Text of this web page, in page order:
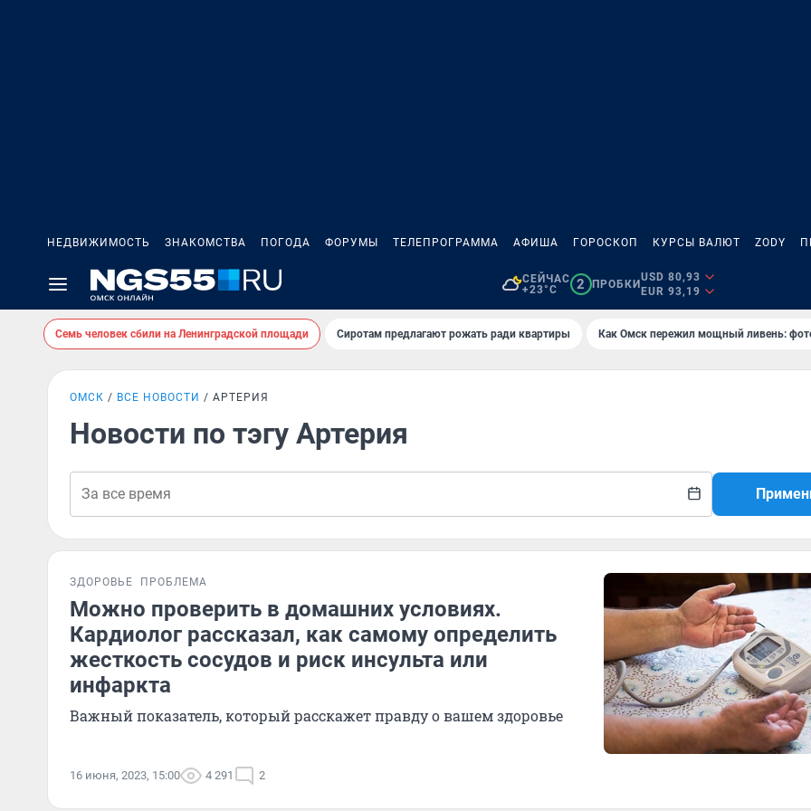
НЕДВИЖИМОСТЬ ЗНАКОМСТВА ПОГОДА ФОРУМЫ ТЕЛЕПРОГРАММА АФИША ГОРОСКОП КУРСЫ ВАЛЮТ ZODY
СЕЙЧАС
+23°C
2 ПРОБКИ
USD 80,93
EUR 93,19
Семь человек сбили на Ленинградской площади Сиротам предлагают рожать ради квартиры Как Омск пережил мощный ливень:
ОМСК ВСЕ НОВОСТИ АРТЕРИЯ
Новости по тэгу Артерия
ЗДОРОВЬЕ ПРОБЛЕМА
Можно проверить в домашних условиях.
Кардиолог рассказал, как самому определить
жесткость сосудов и риск инсульта или
инфаркта
Важный показатель, который расскажет правду о вашем здоровье
16 июня, 2023, 15:00 4 291 2